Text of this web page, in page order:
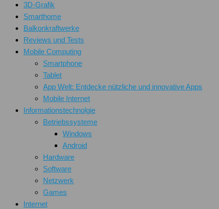
3D-Grafik
Smarthome
Balkonkraftwerke
Reviews und Tests
Mobile Computing
Smartphone
Tablet
App Welt: Entdecke nützliche und innovative Apps
Mobile Internet
Informationstechnolgie
Betriebssysteme
Windows
Android
Hardware
Software
Netzwerk
Games
Internet